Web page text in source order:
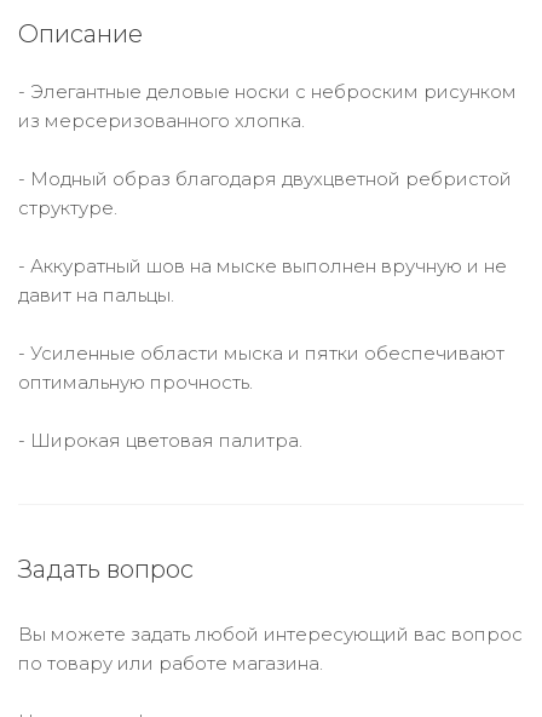
Описание
- Элегантные деловые носки с неброским рисунком
из мерсеризованного хлопка.
- Модный образ благодаря двухцветной ребристой
структуре.
- Аккуратный шов на мыске выполнен вручную и не
давит на пальцы.
- Усиленные области мыска и пятки обеспечивают
оптимальную прочность.
- Широкая цветовая палитра.
Задать вопрос
Вы можете задать любой интересующий вас вопрос
по товару или работе магазина.